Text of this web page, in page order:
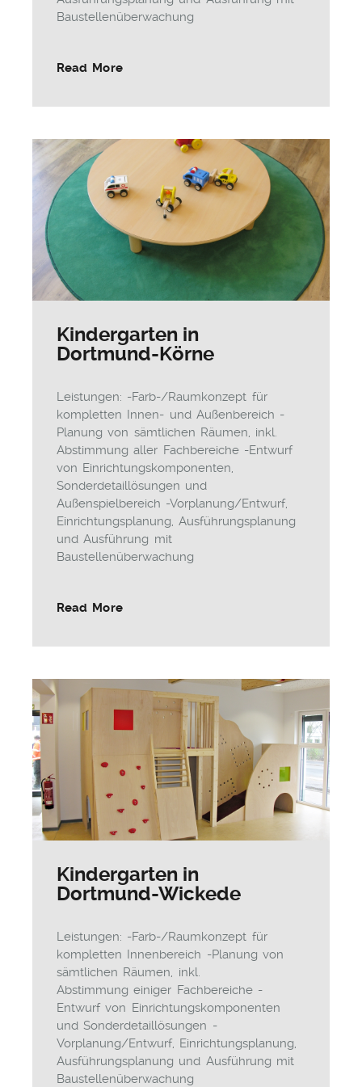
Baustellenüberwachung
Read More
Kindergarten in
Dortmund-Körne
Leistungen: -Farb-/Raumkonzept für
kompletten Innen- und Außenbereich -
Planung von sämtlichen Räumen, inkl.
Abstimmung aller Fachbereiche -Entwurf
von Einrichtungskomponenten,
Sonderdetaillösungen und
Außenspielbereich -Vorplanung/Entwurf,
Einrichtungsplanung, Ausführungsplanung
und Ausführung mit
Baustellenüberwachung
Read More
Kindergarten in
Dortmund-Wickede
Leistungen: -Farb-/Raumkonzept für
kompletten Innenbereich -Planung von
sämtlichen Räumen, inkl.
Abstimmung einiger Fachbereiche -
Entwurf von Einrichtungskomponenten
und Sonderdetaillösungen -
Vorplanung/Entwurf, Einrichtungsplanung,
Ausführungsplanung und Ausführung mit
Baustellenüberwachung